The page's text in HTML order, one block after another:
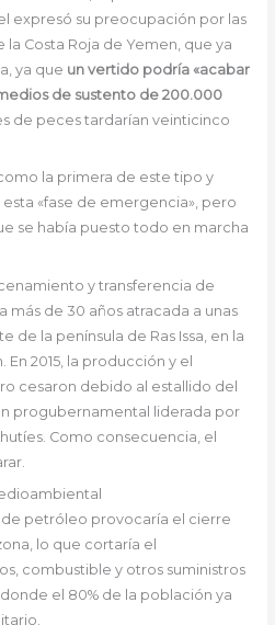
expresó su preocupación por las
Costa Roja de Yemen, que ya
ya que un vertido podría «acabar
de sustento de 200.000
de peces tardarían veinticinco
la primera de este tipo y
«fase de emergencia», pero
se había puesto todo en marcha
y transferencia de
más de 30 años atracada a unas
de la península de Ras Issa, en la
2015, la producción y el
cesaron debido al estallido del
progubernamental liderada por
Como consecuencia, el
de petróleo provocaría el cierre
lo que cortaría el
combustible y otros suministros
el 80% de la población ya